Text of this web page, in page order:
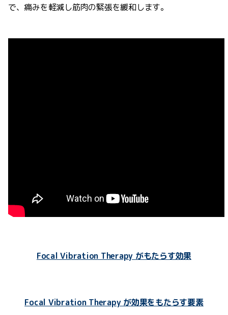
で、痛みを軽減し筋肉の緊張を緩和します。
Focal Vibration Therapy がもたらす効果
Focal Vibration Therapy が効果をもたらす要素